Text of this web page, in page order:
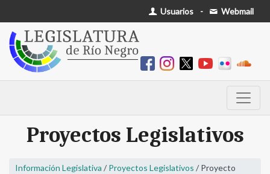
Usuarios - Webmail
Proyectos Legislativos
Información Legislativa / Proyectos Legislativos / Proyecto